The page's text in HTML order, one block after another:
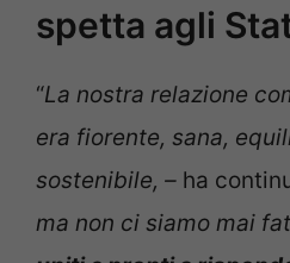
spetta agli
“La nostra relazione
era fiorente, sana,
sostenibile, – ha
ma non ci siamo mai